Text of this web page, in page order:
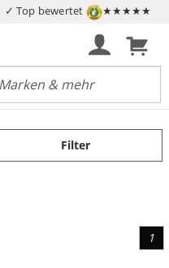
✓ Top bewertet ★★★★★
Filter
1